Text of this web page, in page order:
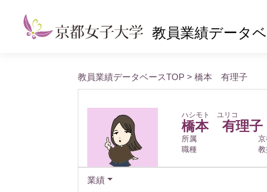
教員業績データ
教員業績データベースTOP > 橋本 有理子
ハシモト ユリコ
橋本 有理子
所属
職種
業績